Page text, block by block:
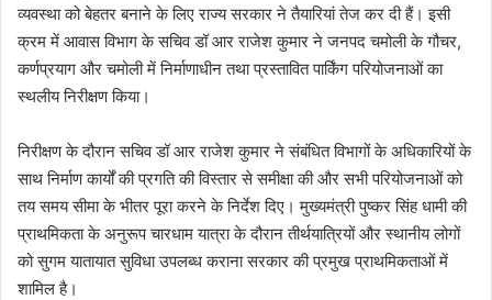
व्यवस्था को बेहतर बनाने के लिए राज्य सरकार ने तैयारियां तेज कर दी हैं। इसी
क्रम में आवास विभाग के सचिव डॉ आर राजेश कुमार ने जनपद चमोली के गौचर,
कर्णप्रयाग और चमोली में निर्माणाधीन तथा प्रस्तावित पार्किंग परियोजनाओं का
स्थलीय निरीक्षण किया।
निरीक्षण के दौरान सचिव डॉ आर राजेश कुमार ने संबंधित विभागों के अधिकारियों के
साथ निर्माण कार्यों की प्रगति की विस्तार से समीक्षा की और सभी परियोजनाओं को
तय समय सीमा के भीतर पूरा करने के निर्देश दिए। मुख्यमंत्री पुष्कर सिंह धामी की
प्राथमिकता के अनुरूप चारधाम यात्रा के दौरान तीर्थयात्रियों और स्थानीय लोगों
को सुगम यातायात सुविधा उपलब्ध कराना सरकार की प्रमुख प्राथमिकताओं में
शामिल है।